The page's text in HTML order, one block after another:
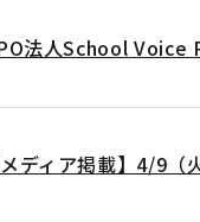
法人School Voice
メディア掲載】4/9